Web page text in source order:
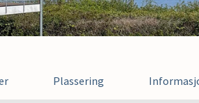
Plassering